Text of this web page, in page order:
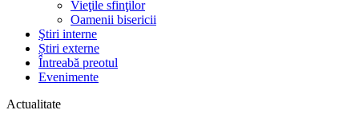
Vieţile sfinţilor
Oamenii bisericii
Ştiri interne
Știri externe
Întreabă preotul
Evenimente
Actualitate